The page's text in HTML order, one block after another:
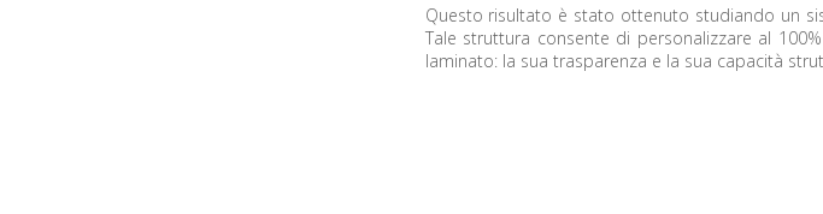
Questo risultato è stato ottenuto studiando un
Tale struttura consente di personalizzare al
laminato: la sua trasparenza e la sua capacità